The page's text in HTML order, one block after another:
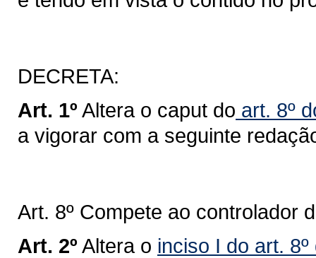
DECRETA:
Art. 1º Altera o caput do art. 8º
a vigorar com a seguinte
Art. 8º Compete ao controlador
Art. 2º Altera o inciso I do art.